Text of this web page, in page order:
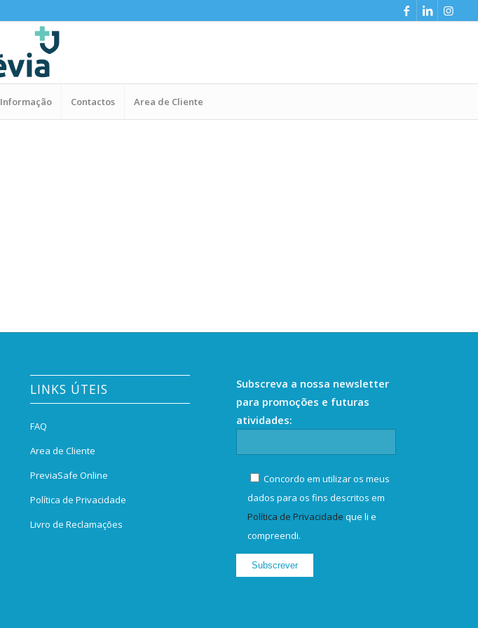
Informação Contactos Area de Cliente
LINKS ÚTEIS
FAQ
Area de Cliente
PreviaSafe Online
Política de Privacidade
Livro de Reclamações
Subscreva a nossa newsletter
para promoções e futuras
atividades:
Concordo em utilizar os meus
dados para os fins descritos em
Política de Privacidade que li e
compreendi.